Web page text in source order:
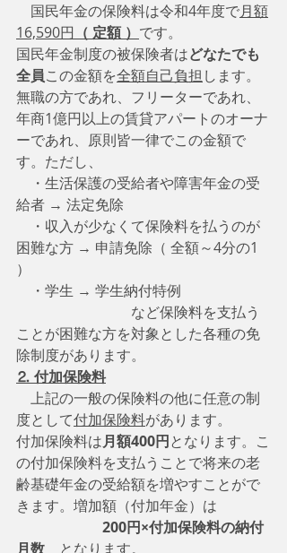
国民年金の保険料は令和4年度で月額
16,590円 （ 定額 ） です。
国民年金制度の被保険者はどなたでも
全員この金額を全額自己負担 します。
無職の方であれ、フリーターであれ、
年商1億円以上の賃貸アパートのオーナ
ーであれ、原則皆一律でこの金額で
す。ただし、
・生活保護の受給者や障害年金の受
給者 → 法定免除
困難な方 → 申請免除（ 全額～4分の1
）
・学生 → 学生納付特例
など保険料を支払う
ことが困難な方を対象とした各種の免
除制度があります。
⒉ 付加保険料
上記の一般の保険料の他に任意の制
度として付加保険料があります。
付加保険料は月額400円となります。こ
の付加保険料を支払うことで将来の老
齢基礎年金の受給額を増やすことがで
きます。増加額（付加年金）は
200円×付加保険料の納付
月数 となります。